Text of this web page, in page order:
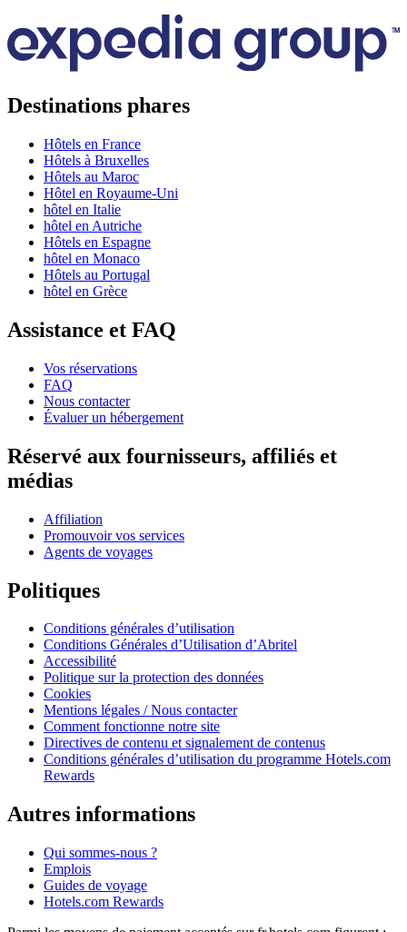
Destinations phares
Hôtels en France
Hôtels à Bruxelles
Hôtels au Maroc
Hôtel en Royaume-Uni
hôtel en Italie
hôtel en Autriche
Hôtels en Espagne
hôtel en Monaco
Hôtels au Portugal
hôtel en Grèce
Assistance et FAQ
Vos réservations
FAQ
Nous contacter
Évaluer un hébergement
Réservé aux fournisseurs, affiliés et
médias
Affiliation
Promouvoir vos services
Agents de voyages
Politiques
Conditions générales d’utilisation
Conditions Générales d’Utilisation d’Abritel
Accessibilité
Politique sur la protection des données
Cookies
Mentions légales / Nous contacter
Comment fonctionne notre site
Directives de contenu et signalement de contenus
Conditions générales d’utilisation du programme Hotels.com
Rewards
Autres informations
Qui sommes-nous ?
Emplois
Guides de voyage
Hotels.com Rewards